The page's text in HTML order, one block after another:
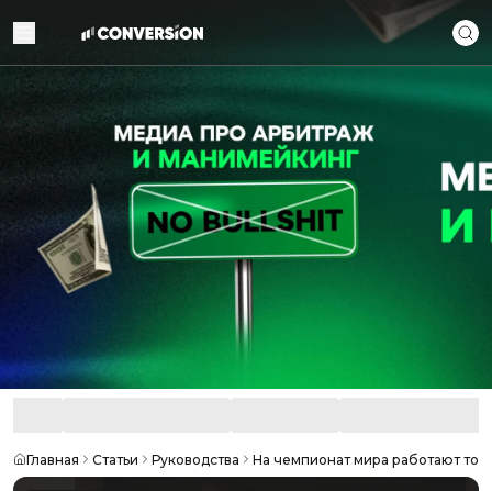
Главная Статьи Руководства На чемпионат мира работают